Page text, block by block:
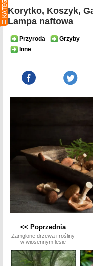
Korytko, Koszyk,
Lampa naftowa
Przyroda
Grzyby
Inne
<< Poprzednia
Zamglone drzewa i rośliny
w wiosennym lesie